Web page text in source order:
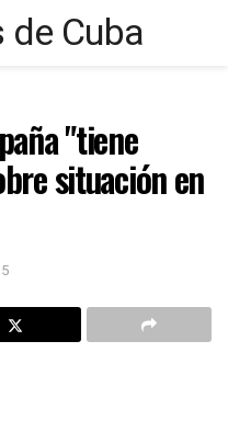
"tiene
situación en